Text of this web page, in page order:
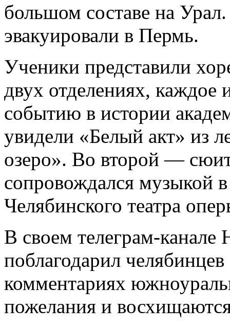
большом составе на
эвакуировали в Пермь.
Ученики представили
двух отделениях,
событию в истории
увидели «Белый акт» из
озеро». Во второй —
сопровождался музыкой
Челябинского театра
В своем телеграм-канале
поблагодарил
комментариях
пожелания и